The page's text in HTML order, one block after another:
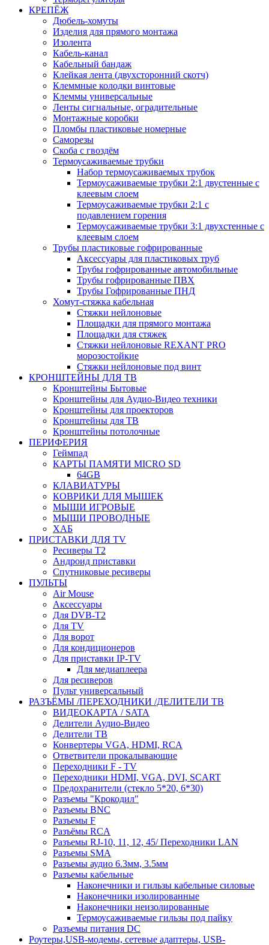
КРЕПЁЖ
Дюбель-хомуты
Изделия для прямого монтажа
Изолента
Кабель-канал
Кабельный бандаж
Клейкая лента (двухсторонний скотч)
Клеммные колодки винтовые
Клеммы универсальные
Ленты сигнальные, оградительные
Монтажные коробки
Пломбы пластиковые номерные
Саморезы
Скоба с гвоздём
Термоусаживаемые трубки
Набор термоусаживаемых трубок
Термоусаживаемые трубки 2:1 двустенные с
клеевым слоем
Термоусаживаемые трубки 2:1 с
подавлением горения
Термоусаживаемые трубки 3:1 двухстенные с
клеевым слоем
Трубы пластиковые гофрированные
Аксессуары для пластиковых труб
Трубы гофрированные автомобильные
Трубы гофрированные ПВХ
Трубы Гофрированные ПНД
Хомут-стяжка кабельная
Cтяжки нейлоновые
Площадки для прямого монтажа
Площадки для стяжек
Стяжки нейлоновые REXANT PRO
морозостойкие
Стяжки нейлоновые под винт
КРОНШТЕЙНЫ ДЛЯ ТВ
Кронштейны Бытовые
Кронштейны для Аудио-Видео техники
Кронштейны для проекторов
Кронштейны для ТВ
Кронштейны потолочные
ПЕРИФЕРИЯ
Геймпад
КАРТЫ ПАМЯТИ MICRO SD
64GB
КЛАВИАТУРЫ
КОВРИКИ ДЛЯ МЫШЕК
МЫШИ ИГРОВЫЕ
МЫШИ ПРОВОДНЫЕ
ХАБ
ПРИСТАВКИ ДЛЯ TV
Ресиверы Т2
Андроид приставки
Спутниковые ресиверы
ПУЛЬТЫ
Air Mouse
Аксессуары
Для DVB-T2
Для TV
Для ворот
Для кондиционеров
Для приставки IP-TV
Для медиаплеера
Для ресиверов
Пульт универсальный
РАЗЪЁМЫ /ПЕРЕХОДНИКИ /ДЕЛИТЕЛИ ТВ
ВИДЕОКАРТА / SATA
Делители Аудио-Видео
Делители ТВ
Конвертеры VGA, HDMI, RCA
Ответвители прокалывающие
Переходники F - TV
Переходники HDMI, VGA, DVI, SCART
Предохранители (стекло 5*20, 6*30)
Разъемы "Крокодил"
Разъемы BNC
Разъемы F
Разъёмы RCA
Разъемы RJ-10, 11, 12, 45/ Переходники LAN
Разъемы SMA
Разъемы аудио 6.3мм, 3.5мм
Разъемы кабельные
Наконечники и гильзы кабельные силовые
Наконечники изолированные
Наконечники неизолированные
Термоусаживаемые гильзы под пайку
Разъемы питания DC
Роутеры,USB-модемы, сетевые адаптеры, USB-